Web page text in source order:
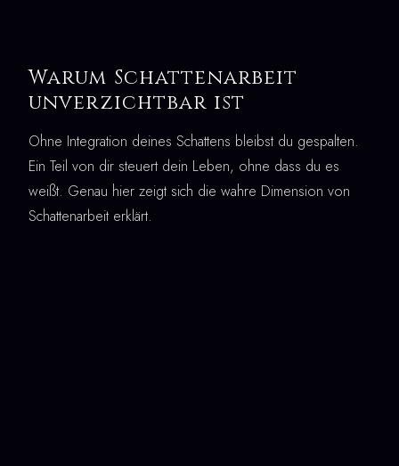
Warum Schattenarbeit
unverzichtbar ist
Ohne Integration deines Schattens bleibst du gespalten.
Ein Teil von dir steuert dein Leben, ohne dass du es
weißt. Genau hier zeigt sich die wahre Dimension von
Schattenarbeit erklärt.